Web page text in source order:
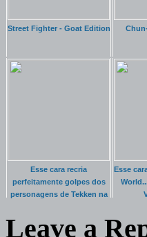
Street Fighter - Goat Edition
Esse cara recria
perfeitamente golpes dos
personagens de Tekken na
Esse
Leave a